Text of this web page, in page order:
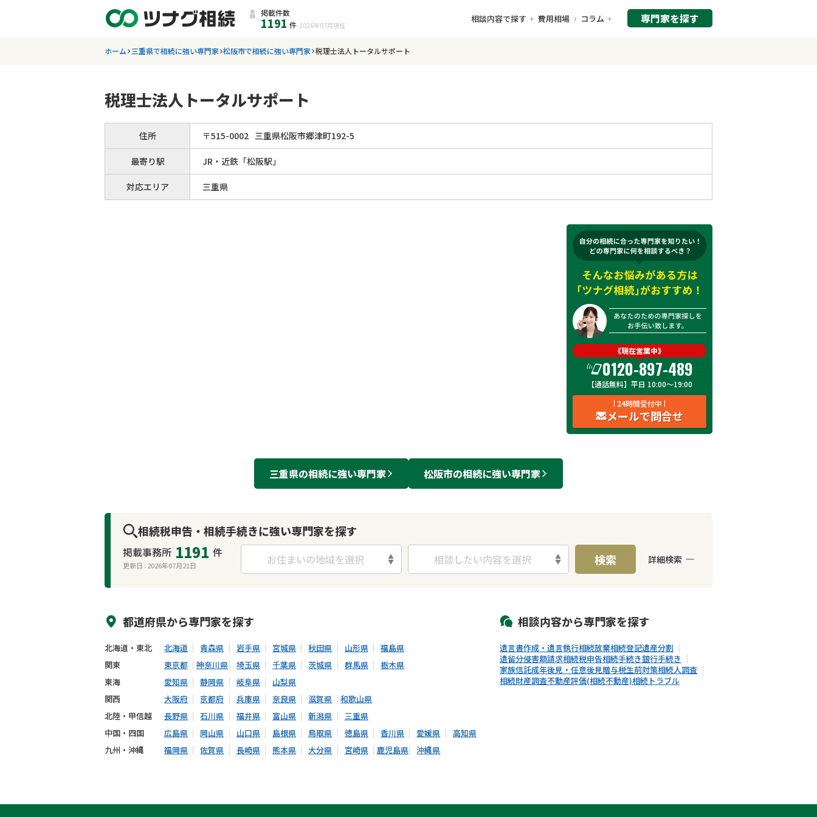
掲載件数
1191 件 2026年07月 現在
相談内容で探す 費用相場 コラム 専門家を探す
ホーム 三重県で相続に強い専門家 松阪市で相続に強い専門家 税理士法人トータルサポート
税理士法人トータルサポート
住所 〒515-0002 三重県松阪市郷津町192-5
最寄り駅 JR・近鉄「松阪駅」
対応エリア 三重県
《現在営業中》
0120-897-489
【通話無料】平日 10:00～19:00
24時間受付中
メールで問合せ
三重県の相続に強い専門家 松阪市の相続に強い専門家
相続税申告・相続手続きに強い専門家を探す
掲載事務所 1191 件
更新日 : 2026年07月21日 お住まいの地域を選択 相談したい内容を選択 検索 詳細検索
都道府県から専門家を探す
北海道・東北 北海道 青森県 岩手県 宮城県 秋田県 山形県
福島県
関東
東京都 神奈川県 埼玉県 千葉県 茨城県 群馬県
栃木県
東海
愛知県 静岡県 岐阜県
山梨県
関西
大阪府 京都府 兵庫県 奈良県 滋賀県
和歌山県
北陸・甲信越
長野県 石川県 福井県 富山県 新潟県
三重県
中国・四国
広島県 岡山県 山口県 島根県 鳥取県 徳島県 香川県 愛媛県
高知県
九州・沖縄
福岡県 佐賀県 長崎県 熊本県 大分県 宮崎県 鹿児島県 沖縄県
相談内容から専門家を探す
遺言書作成・遺言執行相続放棄相続登記遺産分割
遺留分侵害額請求相続税申告相続手続き銀行手続き
家族信託成年後見・任意後見贈与税生前対策相続人調査
相続財産調査不動産評価(相続不動産)相続トラブル